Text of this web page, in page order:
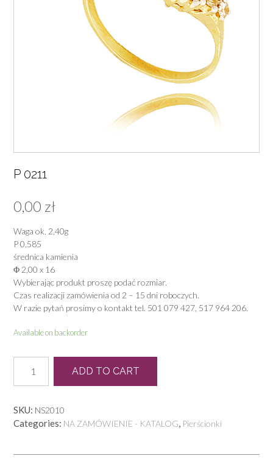
P 0211
0,00 zł
Waga ok. 2,40g
P 0,585
średnica kamienia
Φ 2,00 x 16
Wybierając produkt proszę podać rozmiar.
Czas realizacji zamówienia od 2 – 15 dni roboczych.
W razie pytań prosimy o kontakt tel. 501 079 427, 517 964 206.
Available on backorder
0211
quantity
ADD TO CART
SKU: NS2010
Categories: NA ZAMÓWIENIE - KATALOG, Pierścionki